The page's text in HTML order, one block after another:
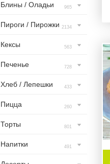
Блины / Оладьи 965
Пироги / Пирожки 2134
Кексы 563
Печенье 728
Хлеб / Лепешки 433
Пицца 260
Торты 801
Напитки 491